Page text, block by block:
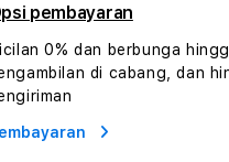
Hiburan
Konten
Video
dan
Platform
Media
Konten
Video
pembayaran
0% dan berbunga
di cabang, dan